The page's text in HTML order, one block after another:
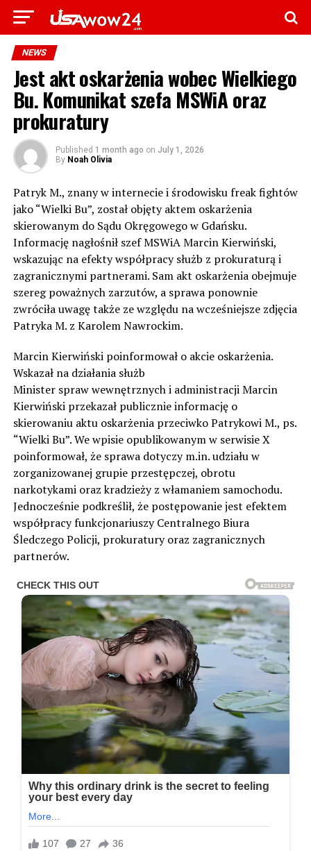
NEWS
Jest akt oskarżenia wobec Wielkiego
Bu. Komunikat szefa MSWiA oraz
prokuratury
Published 1 month ago on July 1, 2026
By Noah Olivia
Patryk M., znany w internecie i środowisku freak fightów
jako “Wielki Bu”, został objęty aktem oskarżenia
skierowanym do Sądu Okręgowego w Gdańsku.
Informację nagłośnił szef MSWiA Marcin Kierwiński,
wskazując na efekty współpracy służb z prokuraturą i
zagranicznymi partnerami. Sam akt oskarżenia obejmuje
szereg poważnych zarzutów, a sprawa ponownie
zwróciła uwagę także ze względu na wcześniejsze zdjęcia
Patryka M. z Karolem Nawrockim.
Marcin Kierwiński poinformował o akcie oskarżenia.
Wskazał na działania służb
Minister spraw wewnętrznych i administracji Marcin
Kierwiński przekazał publicznie informację o
skierowaniu aktu oskarżenia przeciwko Patrykowi M., ps.
“Wielki Bu”. We wpisie opublikowanym w serwisie X
poinformował, że sprawa dotyczy m.in. udziału w
zorganizowanej grupie przestępczej, obrotu
narkotykami oraz kradzieży z włamaniem samochodu.
Jednocześnie podkreślił, że postępowanie jest efektem
współpracy funkcjonariuszy Centralnego Biura
Śledczego Policji, prokuratury oraz zagranicznych
partnerów.